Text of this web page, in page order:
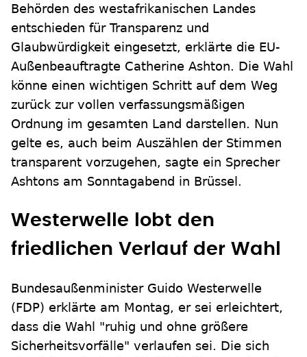
Behörden des westafrikanischen Landes
entschieden für Transparenz und
Glaubwürdigkeit eingesetzt, erklärte die EU-
Außenbeauftragte Catherine Ashton. Die Wahl
könne einen wichtigen Schritt auf dem Weg
zurück zur vollen verfassungsmäßigen
Ordnung im gesamten Land darstellen. Nun
gelte es, auch beim Auszählen der Stimmen
transparent vorzugehen, sagte ein Sprecher
Ashtons am Sonntagabend in Brüssel.
Westerwelle lobt den
friedlichen Verlauf der Wahl
Bundesaußenminister Guido Westerwelle
(FDP) erklärte am Montag, er sei erleichtert,
dass die Wahl "ruhig und ohne größere
Sicherheitsvorfälle" verlaufen sei. Die sich